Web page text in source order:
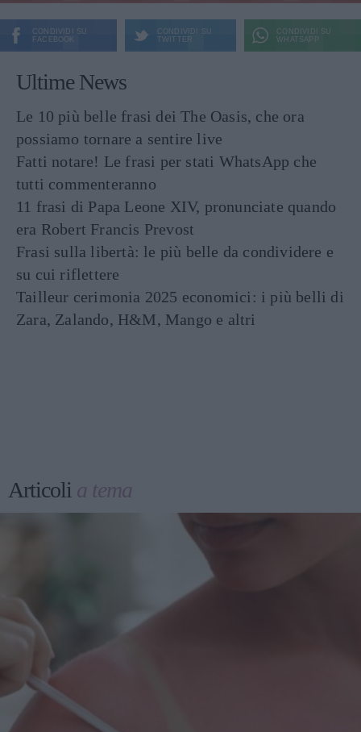
CONDIVIDI SU
FACEBOOK
CONDIVIDI SU
TWITTER
CONDIVIDI SU
WHATSAPP
Ultime News
Le 10 più belle frasi dei The Oasis, che ora
possiamo tornare a sentire live
Fatti notare! Le frasi per stati WhatsApp che
tutti commenteranno
11 frasi di Papa Leone XIV, pronunciate quando
era Robert Francis Prevost
Frasi sulla libertà: le più belle da condividere e
su cui riflettere
Tailleur cerimonia 2025 economici: i più belli di
Zara, Zalando, H&M, Mango e altri
Articoli a tema